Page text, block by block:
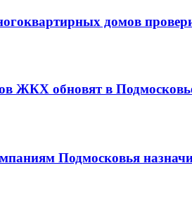
домов
ЖКХ обновят в
Подмосковья